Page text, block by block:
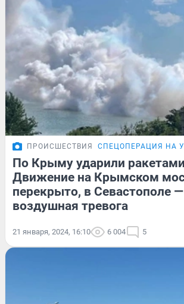
ПРОИСШЕСТВИЯ СПЕЦОПЕРАЦИЯ НА
По Крыму ударили
Движение на Крымском
перекрыто, в Севастополе —
воздушная тревога
21 января, 2024, 16:10 6 004 5